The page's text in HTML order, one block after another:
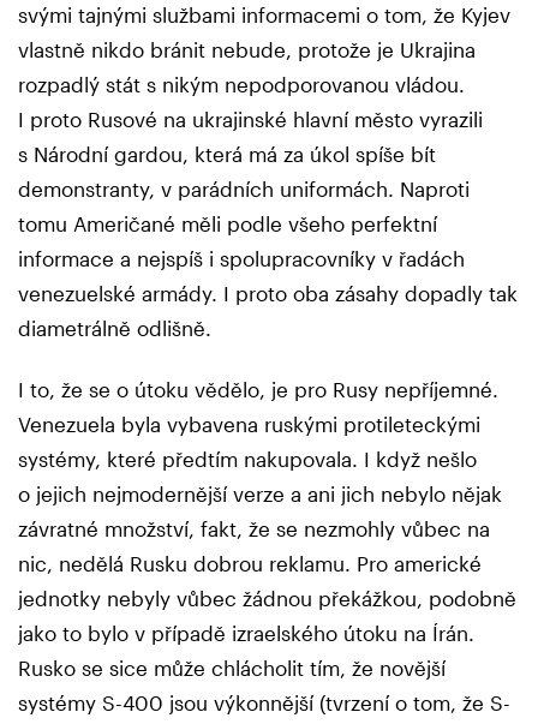
svými tajnými službami informacemi o tom, že Kyjev
vlastně nikdo bránit nebude, protože je Ukrajina
rozpadlý stát s nikým nepodporovanou vládou.
I proto Rusové na ukrajinské hlavní město vyrazili
s Národní gardou, která má za úkol spíše bít
demonstranty, v parádních uniformách. Naproti
tomu Američané měli podle všeho perfektní
informace a nejspíš i spolupracovníky v řadách
venezuelské armády. I proto oba zásahy dopadly tak
diametrálně odlišně.
I to, že se o útoku vědělo, je pro Rusy nepříjemné.
Venezuela byla vybavena ruskými protileteckými
systémy, které předtím nakupovala. I když nešlo
o jejich nejmodernější verze a ani jich nebylo nějak
závratné množství, fakt, že se nezmohly vůbec na
nic, nedělá Rusku dobrou reklamu. Pro americké
jednotky nebyly vůbec žádnou překážkou, podobně
jako to bylo v případě izraelského útoku na Írán.
Rusko se sice může chlácholit tím, že novější
systémy S-400 jsou výkonnější (tvrzení o tom, že S-